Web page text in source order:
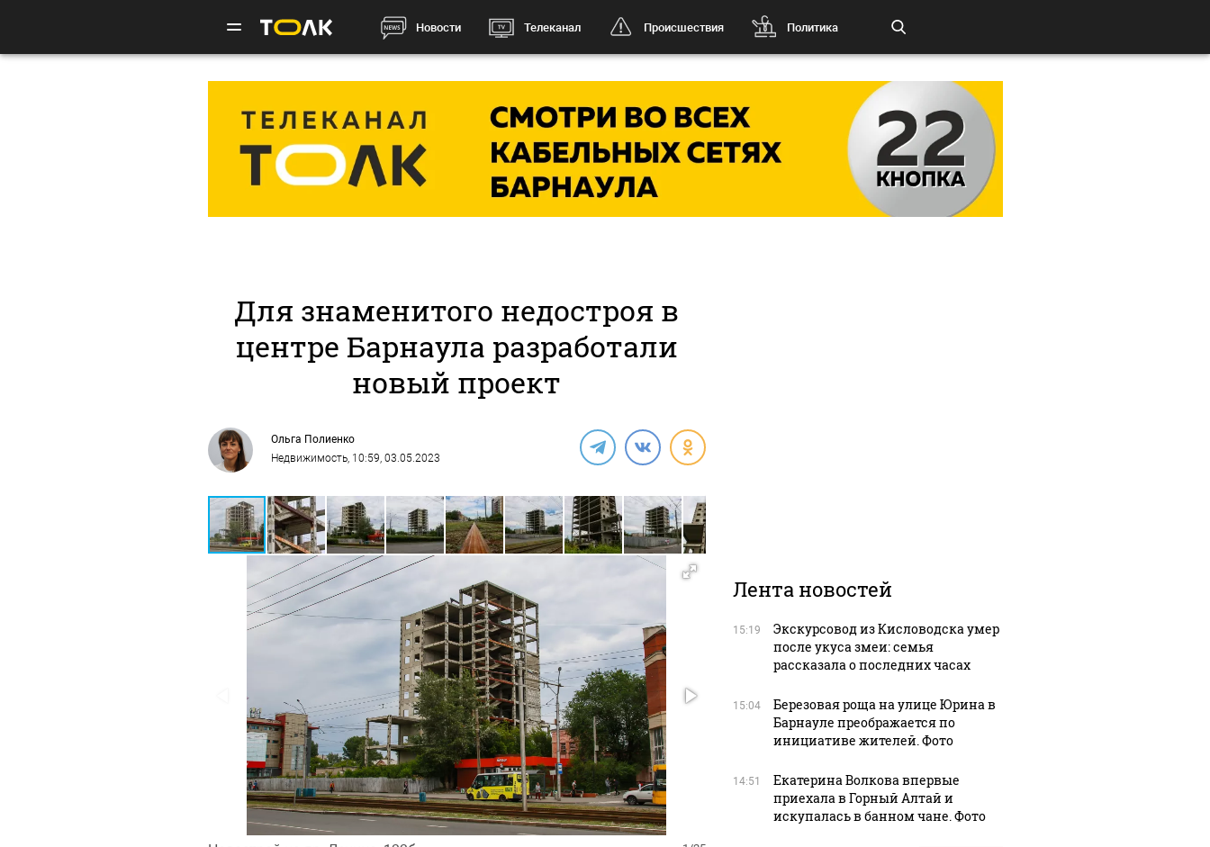
Новости Телеканал Происшествия Политика
Для знаменитого недостроя в
центре Барнаула разработали
новый проект
Ольга Полиенко
Недвижимость, 10:59, 03.05.2023
Лента новостей
15:19
Экскурсовод из Кисловодска умер
после укуса змеи: семья
рассказала о последних часах
15:04
Березовая роща на улице Юрина в
Барнауле преображается по
инициативе жителей. Фото
14:51
Екатерина Волкова впервые
приехала в Горный Алтай и
искупалась в банном чане. Фото